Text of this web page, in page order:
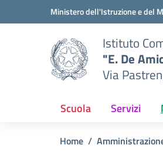
Vai ai contenuti
Vai al menu di navigazioneMinistero dell'Istruzione e del
Istituto
"E. De
Via
Scuola Servizi
Home